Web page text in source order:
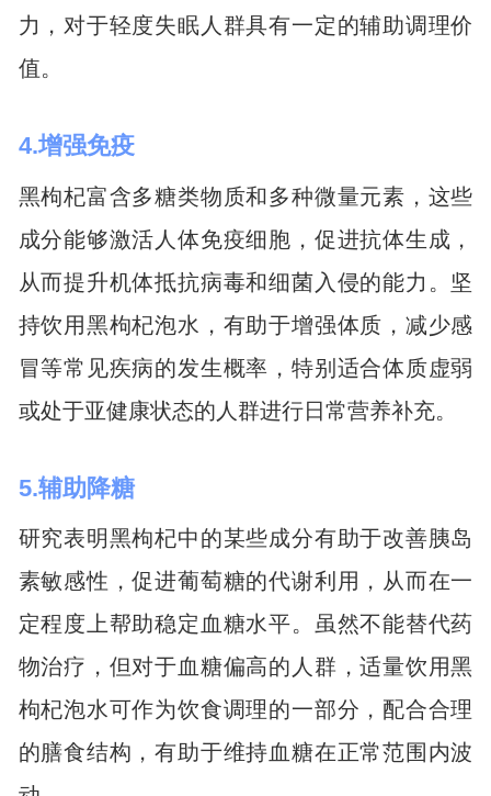
力，对于轻度失眠人群具有一定的辅助调理价
值。
4.增强免疫
黑枸杞富含多糖类物质和多种微量元素，这些
成分能够激活人体免疫细胞，促进抗体生成，
从而提升机体抵抗病毒和细菌入侵的能力。坚
持饮用黑枸杞泡水，有助于增强体质，减少感
冒等常见疾病的发生概率，特别适合体质虚弱
或处于亚健康状态的人群进行日常营养补充。
5.辅助降糖
研究表明黑枸杞中的某些成分有助于改善胰岛
素敏感性，促进葡萄糖的代谢利用，从而在一
定程度上帮助稳定血糖水平。虽然不能替代药
物治疗，但对于血糖偏高的人群，适量饮用黑
枸杞泡水可作为饮食调理的一部分，配合合理
的膳食结构，有助于维持血糖在正常范围内波